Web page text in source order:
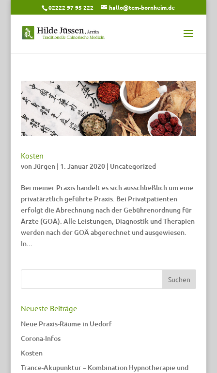
02222 97 95 222 hallo@tcm-bornheim.de
Kosten
vonJürgen| 1. Januar 2020| Uncategorized
Bei meiner Praxis handelt es sich ausschließlich um eine
privatärztlich geführte Praxis. Bei Privatpatienten
erfolgt die Abrechnung nach der Gebührenordnung für
Ärzte (GOÄ). Alle Leistungen, Diagnostik und Therapien
werden nach der GOÄ abgerechnet und ausgewiesen.
In...
Neueste Beiträge
Neue Praxis-Räume in Uedorf
Corona-Infos
Kosten
Trance-Akupunktur – Kombination Hypnotherapie und